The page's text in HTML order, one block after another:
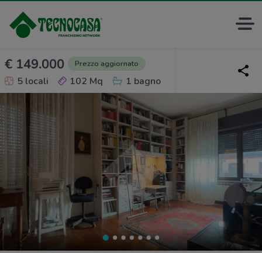
€ 149.000 Prezzo aggiornato
5 locali 102 Mq 1 bagno